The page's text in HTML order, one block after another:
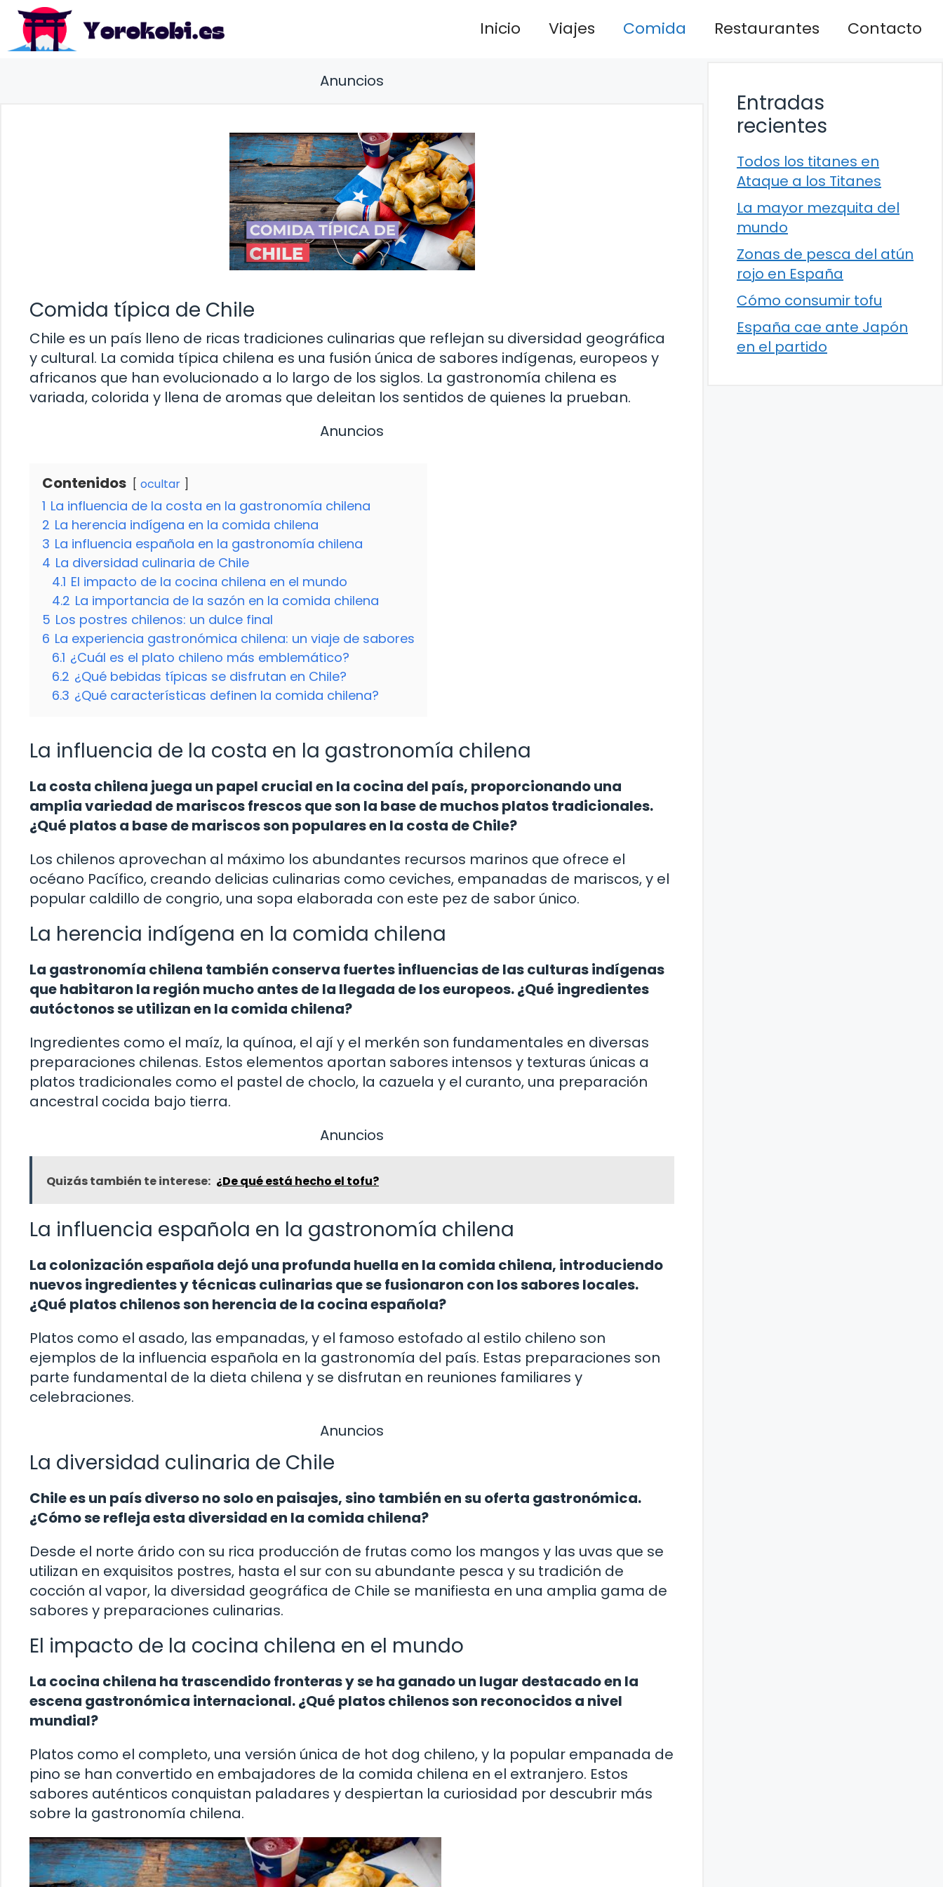
Saltar
contenido
Inicio Viajes Comida Restaurantes Contacto
Anuncios
Comida típica de Chile
Chile es un país lleno de ricas tradiciones culinarias que reflejan su diversidad geográfica
y cultural. La comida típica chilena es una fusión única de sabores indígenas, europeos y
africanos que han evolucionado a lo largo de los siglos. La gastronomía chilena es
variada, colorida y llena de aromas que deleitan los sentidos de quienes la prueban.
Anuncios
Contenidos ocultar
1 La influencia de la costa en la gastronomía chilena
2 La herencia indígena en la comida chilena
3 La influencia española en la gastronomía chilena
4 La diversidad culinaria de Chile
4.1 El impacto de la cocina chilena en el mundo
4.2 La importancia de la sazón en la comida chilena
5 Los postres chilenos: un dulce final
6 La experiencia gastronómica chilena: un viaje de sabores
6.1 ¿Cuál es el plato chileno más emblemático?
6.2 ¿Qué bebidas típicas se disfrutan en Chile?
6.3 ¿Qué características definen la comida chilena?
La influencia de la costa en la gastronomía chilena
La costa chilena juega un papel crucial en la cocina del país, proporcionando una
amplia variedad de mariscos frescos que son la base de muchos platos tradicionales.
¿Qué platos a base de mariscos son populares en la costa de Chile?
Los chilenos aprovechan al máximo los abundantes recursos marinos que ofrece el
océano Pacífico, creando delicias culinarias como ceviches, empanadas de mariscos, y el
popular caldillo de congrio, una sopa elaborada con este pez de sabor único.
La herencia indígena en la comida chilena
La gastronomía chilena también conserva fuertes influencias de las culturas indígenas
que habitaron la región mucho antes de la llegada de los europeos. ¿Qué ingredientes
autóctonos se utilizan en la comida chilena?
Ingredientes como el maíz, la quínoa, el ají y el merkén son fundamentales en diversas
preparaciones chilenas. Estos elementos aportan sabores intensos y texturas únicas a
platos tradicionales como el pastel de choclo, la cazuela y el curanto, una preparación
ancestral cocida bajo tierra.
Anuncios
Quizás también te interese: ¿De qué está hecho el tofu?
La influencia española en la gastronomía chilena
La colonización española dejó una profunda huella en la comida chilena, introduciendo
nuevos ingredientes y técnicas culinarias que se fusionaron con los sabores locales.
¿Qué platos chilenos son herencia de la cocina española?
Platos como el asado, las empanadas, y el famoso estofado al estilo chileno son
ejemplos de la influencia española en la gastronomía del país. Estas preparaciones son
parte fundamental de la dieta chilena y se disfrutan en reuniones familiares y
celebraciones.
Anuncios
La diversidad culinaria de Chile
Chile es un país diverso no solo en paisajes, sino también en su oferta gastronómica.
¿Cómo se refleja esta diversidad en la comida chilena?
Desde el norte árido con su rica producción de frutas como los mangos y las uvas que se
utilizan en exquisitos postres, hasta el sur con su abundante pesca y su tradición de
cocción al vapor, la diversidad geográfica de Chile se manifiesta en una amplia gama de
sabores y preparaciones culinarias.
El impacto de la cocina chilena en el mundo
La cocina chilena ha trascendido fronteras y se ha ganado un lugar destacado en la
escena gastronómica internacional. ¿Qué platos chilenos son reconocidos a nivel
mundial?
Platos como el completo, una versión única de hot dog chileno, y la popular empanada de
pino se han convertido en embajadores de la comida chilena en el extranjero. Estos
sabores auténticos conquistan paladares y despiertan la curiosidad por descubrir más
sobre la gastronomía chilena.
Entradas
recientes
Todos los titanes en
Ataque a los Titanes
La mayor mezquita del
mundo
Zonas de pesca del atún
rojo en España
Cómo consumir tofu
España cae ante Japón
en el partido